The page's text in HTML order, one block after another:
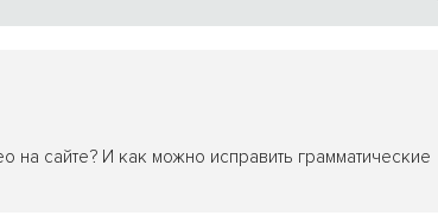
на сайте? И как можно исправить грамматические